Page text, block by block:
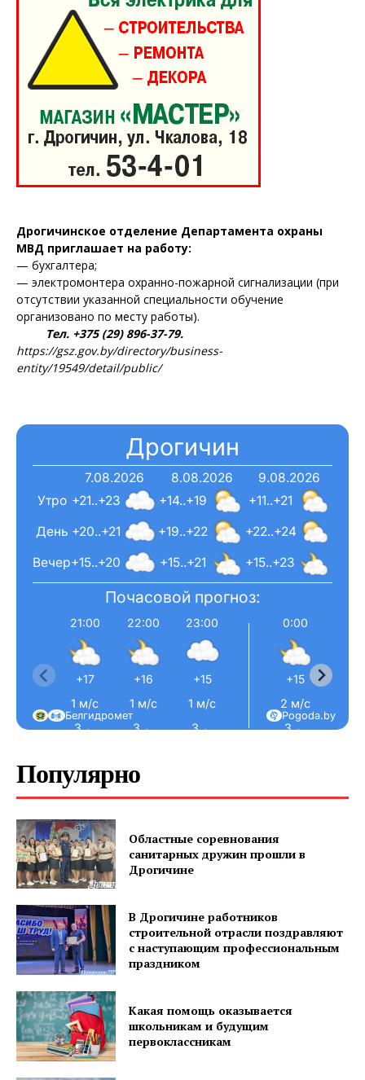
ПОДПИСАТЬСЯ
Редакция "ДВ"
Контакты
Правила использования материалов
Электронные обращения
Дрогичинское отделение Департамента охраны
МВД приглашает на работу:
— бухгалтера;
— электромонтера охранно-пожарной сигнализации (при
отсутствии указанной специальности обучение
организовано по месту работы).
Тел. +375 (29) 896-37-79.
https://gsz.gov.by/directory/business-
entity/19549/detail/public/
Дрогичин
7.08.2026
+21..+23
+20..+21
+15..+20
8.08.2026
+14..+19
+19..+22
+15..+21
9.08.2026
+11..+21
+22..+24
+15..+23
Вечер
День
Утро
Почасовой прогноз:
21:00
+17
1 м/с
З ←
22:00
+16
1 м/с
З ←
23:00
+15
1 м/с
З ←
0:00
+15
2 м/с
З ←
З ←
Pogoda.by
Белгидромет
Популярно
Областные соревнования
санитарных дружин прошли в
Дрогичине
В Дрогичине работников
строительной отрасли поздравляют
с наступающим профессиональным
праздником
Какая помощь оказывается
школьникам и будущим
первоклассникам